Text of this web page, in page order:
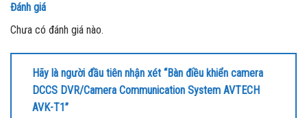
Đánh giá
Chưa có đánh giá nào.
Hãy là người đầu tiên nhận xét “Bàn điều khiển camera
DCCS DVR/Camera Communication System AVTECH
AVK-T1”